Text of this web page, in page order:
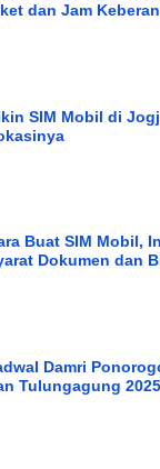
dan Jam
SIM Mobil di
Buat SIM Mobil,
Dokumen dan
Damri
Tulungagung 2025